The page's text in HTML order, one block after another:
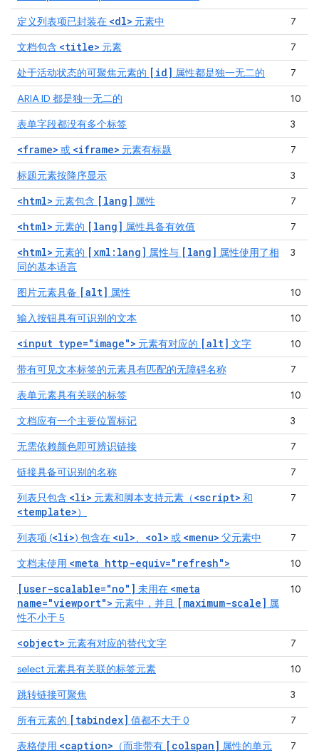
定义列表项已封装在 <dl> 元素中
7
文档包含 <title> 元素
7
处于活动状态的可聚焦元素的 [id] 属性都是独一无二的
7
ARIA ID 都是独一无二的
10
表单字段都没有多个标签
3
<frame> 或 <iframe> 元素有标题
7
标题元素按降序显示
3
<html> 元素包含 [lang] 属性 7
<html> 元素的 [lang] 属性具备有效值 7
<html> 元素的 [xml:lang] 属性与 [lang] 属性使用了相
同的基本语言
3
图片元素具备 [alt] 属性
10
输入按钮具有可识别的文本
10
<input type="image"> 元素有对应的 [alt] 文字
10
带有可见文本标签的元素具有匹配的无障碍名称
7
表单元素具有关联的标签
10
文档应有一个主要位置标记
3
无需依赖颜色即可辨识链接
7
链接具备可识别的名称
7
列表只包含 <li> 元素和脚本支持元素（<script> 和
<template>）
7
列表项 (<li>) 包含在 <ul>、 <ol> 或 <menu> 父元素中
7
文档未使用 <meta http-equiv="refresh"> 10
[user-scalable="no"] 未用在 <meta
name="viewport"> 元素中，并且 [maximum-scale] 属
性不小于 5
10
<object> 元素有对应的替代文字
7
select 元素具有关联的标签元素
10
跳转链接可聚焦
3
所有元素的 [tabindex] 值都不大于 0
7
表格使用 <caption> （而非带有 [colspan] 属性的单元
7